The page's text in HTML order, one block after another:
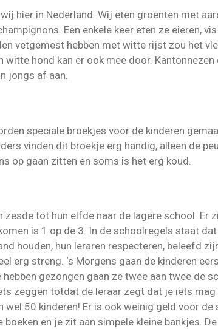
hier in Nederland. Wij eten groenten met
Een enkele keer eten ze eieren,
vetgemest hebben met witte rijst zou het
witte hond kan er ook mee door.
jongs af aan.
speciale broekjes voor de kinderen
vinden dit broekje erg handig, alleen de
op gaan zitten en soms is het erg koud.
zesde tot hun elfde naar de lagere school. Er
is 1 op de 3. In de schoolregels staat
houden, hun leraren respecteren, beleefd
erg streng. ‘s Morgens gaan de kinderen
gezongen gaan ze twee aan twee de
zeggen totdat de leraar zegt dat je iets
50 kinderen! Er is ook weinig geld voor
boeken en je zit aan simpele kleine bankjes.